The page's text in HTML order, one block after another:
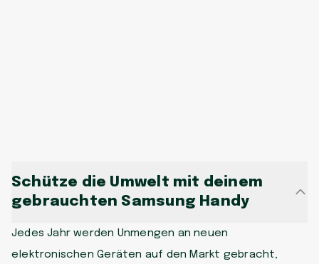
Schütze die Umwelt mit deinem
gebrauchten Samsung Handy
Jedes Jahr werden Unmengen an neuen
elektronischen Geräten auf den Markt gebracht,